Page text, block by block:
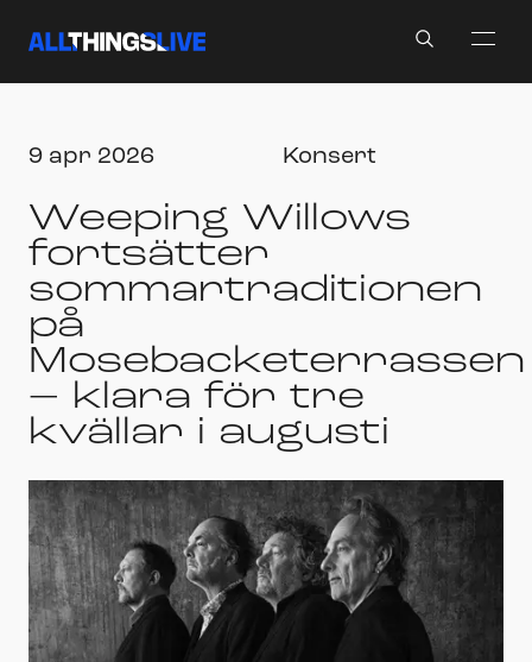
9 apr 2026 Konsert
Weeping Willows
fortsätter
sommartraditionen
på
Mosebacketerrassen
– klara för tre
kvällar i augusti